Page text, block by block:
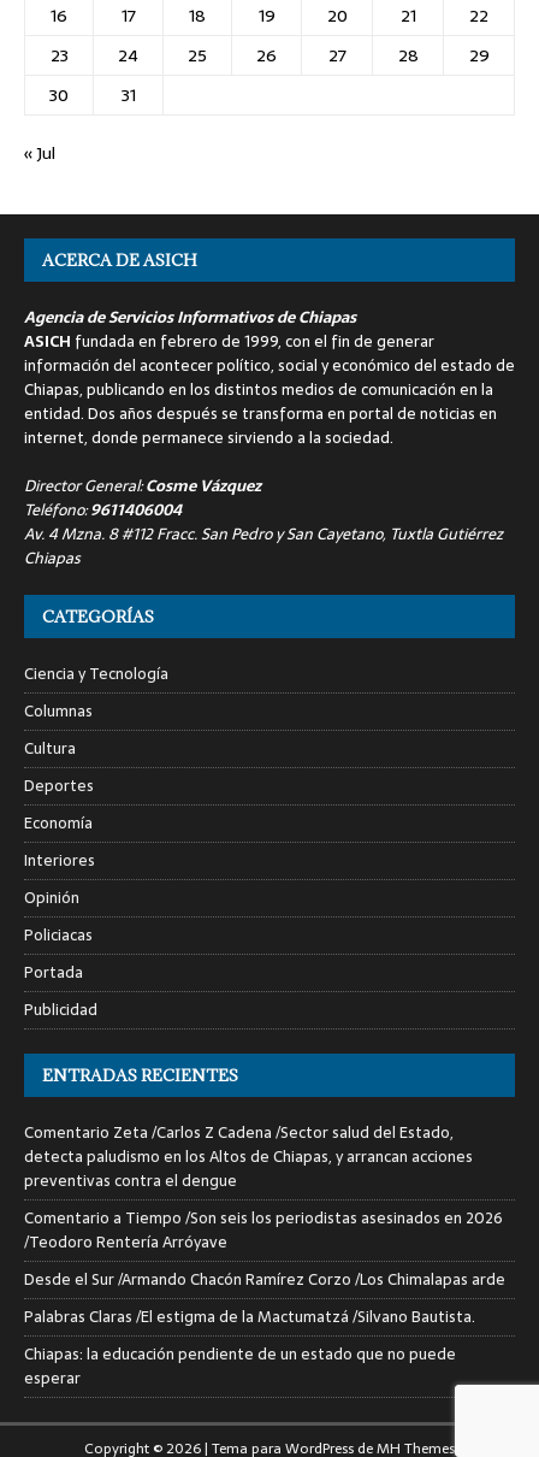
16
17 18 19 20 21
22
23
24 25 26 27 28
29
30
31
« Jul
ACERCA DE ASICH
Agencia de Servicios Informativos de Chiapas
ASICH fundada en febrero de 1999, con el fin de generar
información del acontecer político, social y económico del estado de
Chiapas, publicando en los distintos medios de comunicación en la
entidad. Dos años después se transforma en portal de noticias en
internet, donde permanece sirviendo a la sociedad.
Director General:Cosme Vázquez
Teléfono:9611406004
Av. 4 Mzna. 8 #112 Fracc. San Pedro y San Cayetano, Tuxtla Gutiérrez
Chiapas
CATEGORÍAS
Ciencia y Tecnología
Columnas
Cultura
Deportes
Economía
Interiores
Opinión
Policiacas
Portada
Publicidad
ENTRADAS RECIENTES
Comentario Zeta /Carlos Z Cadena /Sector salud del Estado,
detecta paludismo en los Altos de Chiapas, y arrancan acciones
preventivas contra el dengue
Comentario a Tiempo /Son seis los periodistas asesinados en 2026
/Teodoro Rentería Arróyave
Desde el Sur /Armando Chacón Ramírez Corzo /Los Chimalapas arde
Palabras Claras /El estigma de la Mactumatzá /Silvano Bautista.
Chiapas: la educación pendiente de un estado que no puede
esperar
Copyright © 2026 | Tema para WordPress deMH Themes